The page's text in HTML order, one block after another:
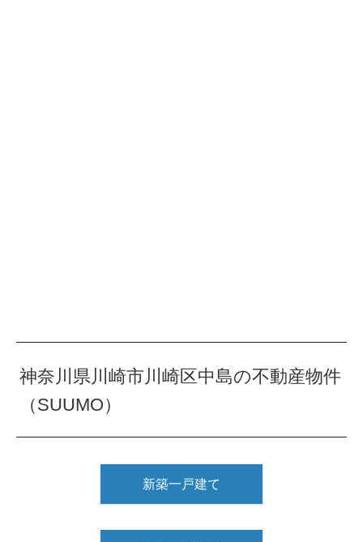
神奈川県川崎市川崎区中島の不動産物件
（SUUMO）
新築一戸建て